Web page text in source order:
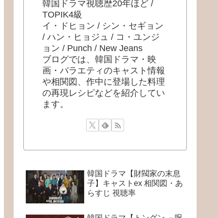
韓国ドラマ視聴歴20年ほど /
TOPIK4級
イ・ドヒョン / シン・セギョン
/ ハン・ヒョジュ / コ・ユンジ
ョン / Punch / New Jeans
ブログでは、韓国ドラマ・映
画・バラエティのキャスト情報
や相関図、作中に登場した料理
の再現レシピなどを紹介してい
ます。
韓国ドラマ【財閥家の末息
子】キャストex 相関図・あ
らすじ 視聴率